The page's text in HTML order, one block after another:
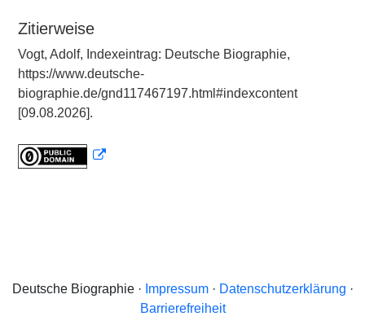
Zitierweise
Vogt, Adolf, Indexeintrag: Deutsche Biographie,
https://www.deutsche-
biographie.de/gnd117467197.html#indexcontent
[09.08.2026].
Deutsche Biographie · Impressum· Datenschutzerklärung ·
Barrierefreiheit